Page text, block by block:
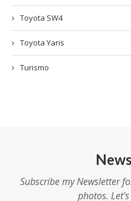
Toyota SW4
Toyota Yaris
Turismo
Subscribe my Newsletter
photos.